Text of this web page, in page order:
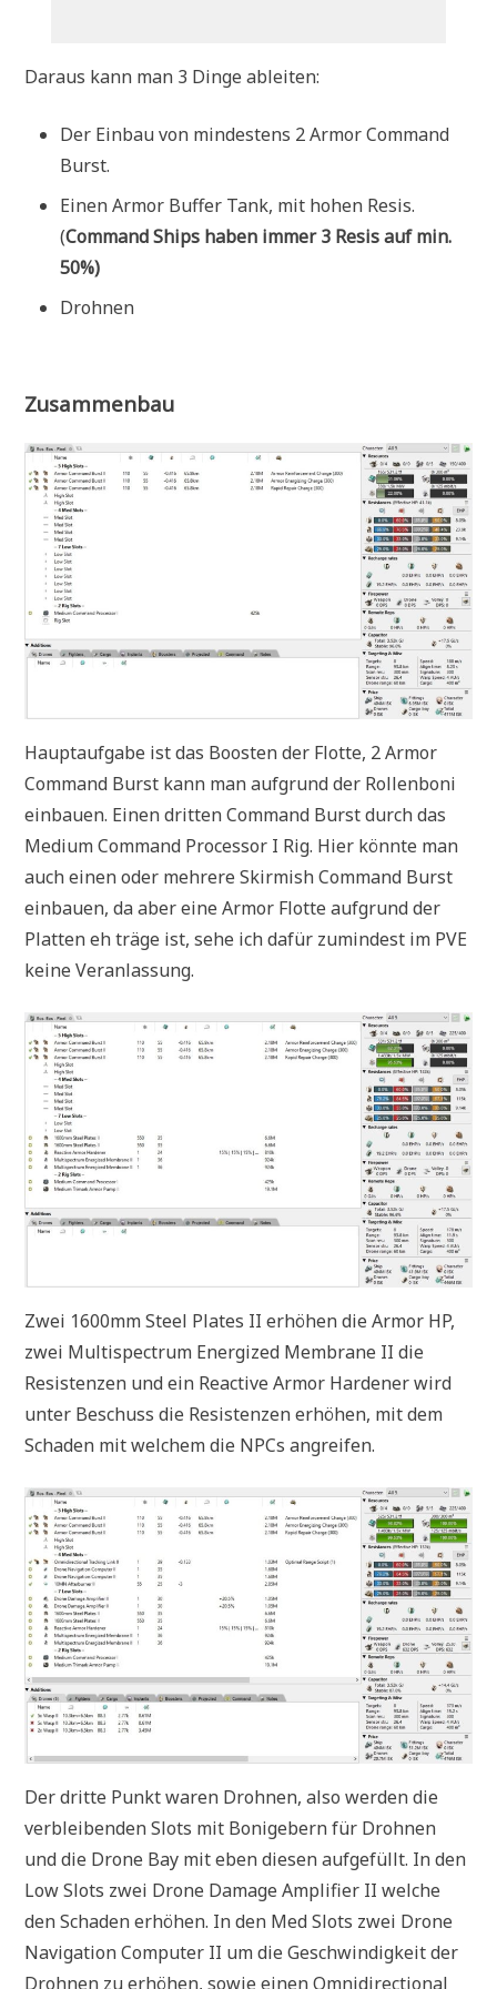
Daraus kann man 3 Dinge ableiten:
Der Einbau von mindestens 2 Armor Command
Burst.
Einen Armor Buffer Tank, mit hohen Resis.
(Command Ships haben immer 3 Resis auf min.
50%)
Drohnen
Zusammenbau
Hauptaufgabe ist das Boosten der Flotte, 2 Armor
Command Burst kann man aufgrund der Rollenboni
einbauen. Einen dritten Command Burst durch das
Medium Command Processor I Rig. Hier könnte man
auch einen oder mehrere Skirmish Command Burst
einbauen, da aber eine Armor Flotte aufgrund der
Platten eh träge ist, sehe ich dafür zumindest im PVE
keine Veranlassung.
Zwei 1600mm Steel Plates II erhöhen die Armor HP,
zwei Multispectrum Energized Membrane II die
Resistenzen und ein Reactive Armor Hardener wird
unter Beschuss die Resistenzen erhöhen, mit dem
Schaden mit welchem die NPCs angreifen.
Der dritte Punkt waren Drohnen, also werden die
verbleibenden Slots mit Bonigebern für Drohnen
und die Drone Bay mit eben diesen aufgefüllt. In den
Low Slots zwei Drone Damage Amplifier II welche
den Schaden erhöhen. In den Med Slots zwei Drone
Navigation Computer II um die Geschwindigkeit der
Drohnen zu erhöhen, sowie einen Omnidirectional